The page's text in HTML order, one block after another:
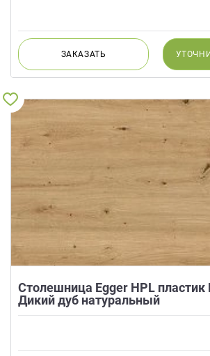
ЗАКАЗАТЬ
Столешница Egger HPL пластик
Дикий дуб натуральный